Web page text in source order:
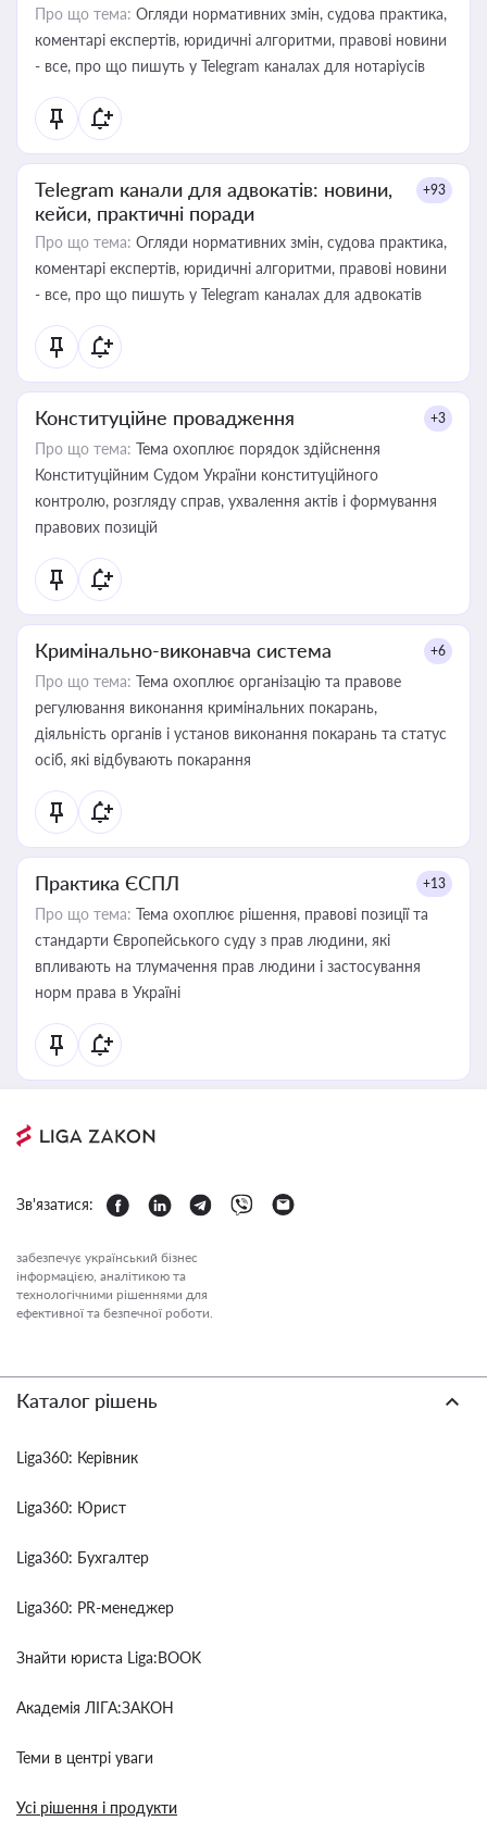
Про що тема: Огляди нормативних змін, судова практика,
коментарі експертів, юридичні алгоритми, правові новини
- все, про що пишуть у Telegram каналах для нотаріусів
Telegram канали для адвокатів: новини,
кейси, практичні поради
+93
Про що тема: Огляди нормативних змін, судова практика,
коментарі експертів, юридичні алгоритми, правові новини
- все, про що пишуть у Telegram каналах для адвокатів
Конституційне провадження +3
Про що тема: Тема охоплює порядок здійснення
Конституційним Судом України конституційного
контролю, розгляду справ, ухвалення актів і формування
правових позицій
Кримінально-виконавча система +6
Про що тема: Тема охоплює організацію та правове
регулювання виконання кримінальних покарань,
діяльність органів і установ виконання покарань та статус
осіб, які відбувають покарання
Практика ЄСПЛ +13
Про що тема: Тема охоплює рішення, правові позиції та
стандарти Європейського суду з прав людини, які
впливають на тлумачення прав людини і застосування
норм права в Україні
Зв'язатися:
забезпечує український бізнес
інформацією, аналітикою та
технологічними рішеннями для
ефективної та безпечної роботи.
Каталог рішень
Liga360: Керівник
Liga360: Юрист
Liga360: Бухгалтер
Liga360: PR-менеджер
Знайти юриста Liga:BOOK
Академія ЛІГА:ЗАКОН
Теми в центрі уваги
Усі рішення і продукти